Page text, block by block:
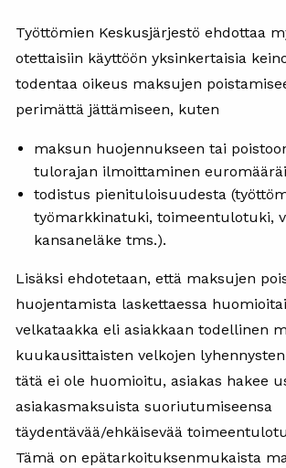
Työttömien Keskusjärjestö ehdottaa
otettaisiin käyttöön yksinkertaisia
todentaa oikeus maksujen
perimättä jättämiseen, kuten
maksun huojennukseen tai
tulorajan ilmoittaminen
todistus pienituloisuudesta
työmarkkinatuki, toimeentulotuki,
kansaneläke tms.).
Lisäksi ehdotetaan, että maksujen
huojentamista laskettaessa
velkataakka eli asiakkaan todellinen
kuukausittaisten velkojen
tätä ei ole huomioitu, asiakas hakee
asiakasmaksuista suoriutumiseensa
täydentävää/ehkäisevää
Tämä on epätarkoituksenmukaista